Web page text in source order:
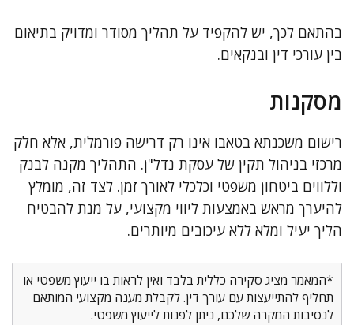
בהתאם לכך, יש להקפיד על תהליך מסודר ומדויק בתיאום
בין עורכי דין ובנקאים.
מסקנות
רישום משכנתא בטאבו אינו רק דרישה פורמלית, אלא חלק
מרכזי בניהול תקין של עסקת נדל"ן. התהליך מקנה לבנק
וללווים ביטחון משפטי וכלכלי לאורך זמן. לצד זה, מומלץ
להיערך מראש באמצעות ליווי מקצועי, על מנת להבטיח
הליך יעיל ומלא ללא עיכובים מיותרים.
*המאמר מציג סקירה כללית בלבד ואין לראות בו ייעוץ משפטי או
תחליף להתייעצות עם עורך דין. לקבלת מענה מקצועי המותאם
לנסיבות המקרה שלכם, ניתן לפנות לייעוץ משפטי.